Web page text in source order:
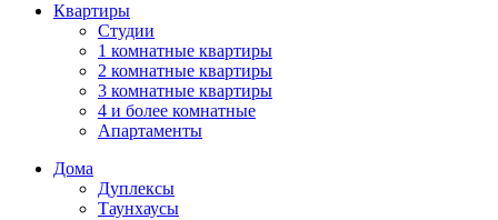
Квартиры
Студии
1 комнатные квартиры
2 комнатные квартиры
3 комнатные квартиры
4 и более комнатные
Апартаменты
Дома
Дуплексы
Таунхаусы